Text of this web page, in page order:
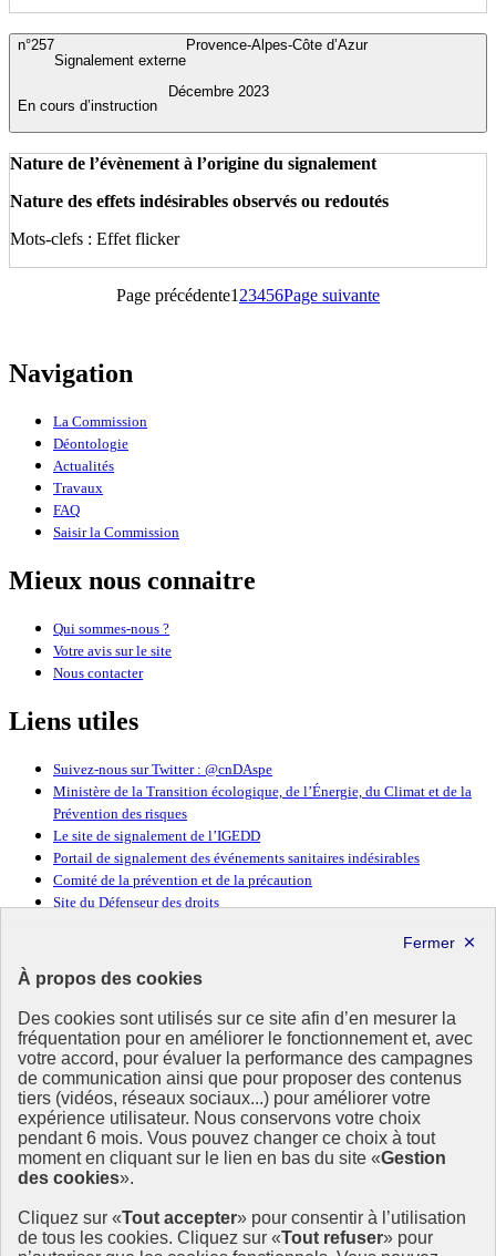
Décembre 2023
En cours d’instruction
Provence-Alpes-Côte d’Azur
Signalement externe
n°257
Nature de l’évènement à l’origine du signalement
Nature des effets indésirables observés ou redoutés
Mots-clefs : Effet flicker
Page précédente1 Page
2Page
3Page
4Page
5Page
6Page suivante
Navigation
La Commission
Déontologie
Actualités
Travaux
FAQ
Saisir la Commission
Mieux nous connaitre
Qui sommes-nous ?
Votre avis sur le site
Nous contacter
Liens utiles
Suivez-nous sur Twitter : @cnDAspe
Ministère de la Transition écologique, de l’Énergie, du Climat et de la
Prévention des risques
Le site de signalement de l’IGEDD
Portail de signalement des événements sanitaires indésirables
Comité de la prévention et de la précaution
Site du Défenseur des droits
Déontologie
et Alertes
en santé publique
et environnement
La cnDAspe est une institution indépendante œuvrant à renforcer la
environnement.
info.gouv.fr - ouvre une nouvelle fenêtre
À propos des cookies
Des cookies sont utilisés sur ce site afin d’en mesurer la
fréquentation pour en améliorer le fonctionnement et, avec
votre accord, pour évaluer la performance des campagnes
de communication ainsi que pour proposer des contenus
tiers (vidéos, réseaux sociaux...) pour améliorer votre
expérience utilisateur. Nous conservons votre choix
pendant 6 mois. Vous pouvez changer ce choix à tout
moment en cliquant sur le lien en bas du site «Gestion
des cookies».
Cliquez sur «Tout accepter» pour consentir à l’utilisation
de tous les cookies. Cliquez sur «Tout refuser» pour